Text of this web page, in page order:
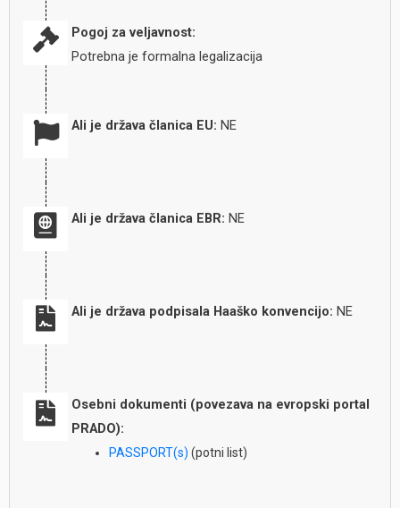
Pogoj za veljavnost:
Potrebna je formalna legalizacija
Ali je država članica EU: NE
Ali je država članica EBR: NE
Ali je država podpisala Haaško konvencijo: NE
Osebni dokumenti (povezava na evropski portal
PRADO):
PASSPORT(s) (potni list)